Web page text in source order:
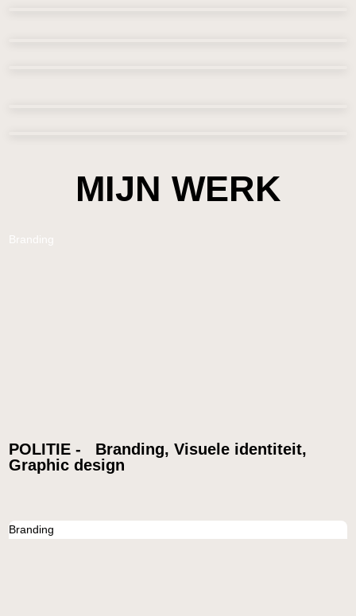
MIJN WERK
Branding
POLITIE - Branding, Visuele identiteit,
Graphic design
Branding